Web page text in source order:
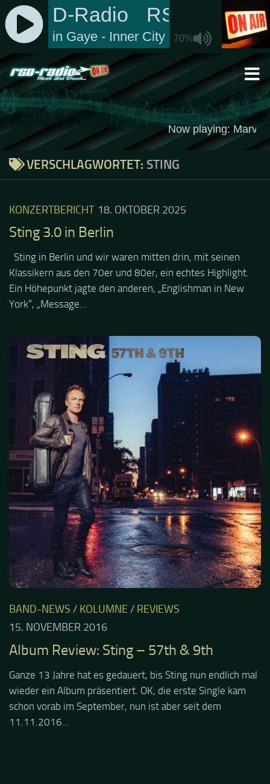
Zum Inhalt springen
VERSCHLAGWORTET: STING
KONZERTBERICHT 18. OKTOBER 2025
Sting 3.0 in Berlin
Sting in Berlin und wir waren mitten drin, mit seinen
Klassikern aus den 70er und 80er, ein echtes Highlight.
Ein Höhepunkt jagte den anderen, „Englishman in New
York“, „Message...
BAND-NEWS / KOLUMNE / REVIEWS
15. NOVEMBER 2016
Album Review: Sting – 57th & 9th
Ganze 13 Jahre hat es gedauert, bis Sting nun endlich mal
wieder ein Album präsentiert. OK, die erste Single kam
schon vorab im September, nun ist aber seit dem
11.11.2016...